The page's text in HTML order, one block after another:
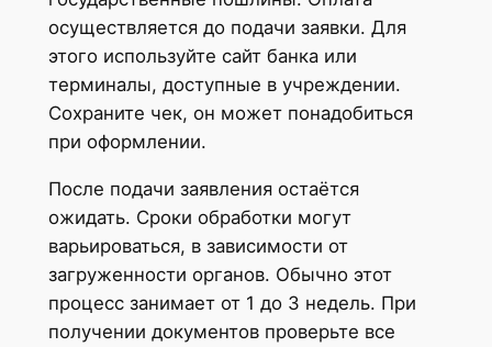
осуществляется до подачи заявки. Для
этого используйте сайт банка или
терминалы, доступные в учреждении.
Сохраните чек, он может понадобиться
при оформлении.
После подачи заявления остаётся
ожидать. Сроки обработки могут
варьироваться, в зависимости от
загруженности органов. Обычно этот
процесс занимает от 1 до 3 недель. При
получении документов проверьте все